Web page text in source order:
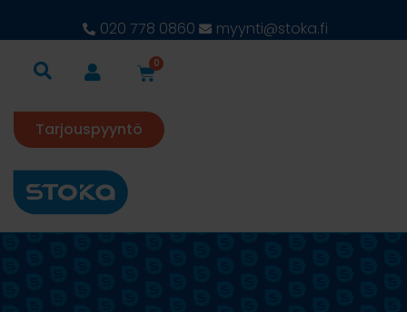
020 778 0860 myynti@stoka.fi
0
Tarjouspyyntö